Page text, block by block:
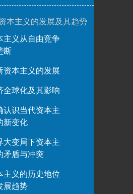
本主义的发展及其趋势
主义从自由竞争
断
资本主义的发展
全球化及其影响
认识当代资本主
新变化
大变局下资本主
矛盾与冲突
主义的历史地位
展趋势